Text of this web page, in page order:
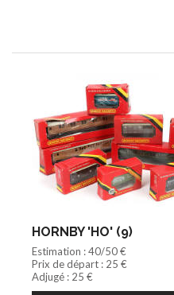
HORNBY 'HO' (9)
Estimation : 40/50 €
Prix de départ : 25 €
Adjugé : 25 €